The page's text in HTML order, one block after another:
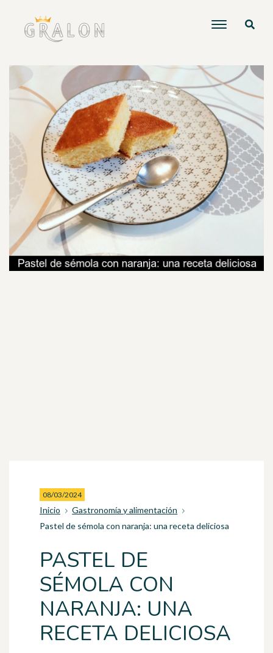
08/03/2024
Inicio
Gastronomía y alimentación
Pastel de sémola con naranja: una receta deliciosa
PASTEL DE
SÉMOLA CON
NARANJA: UNA
RECETA DELICIOSA